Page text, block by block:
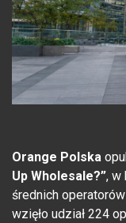
Orange Polska
Up Wholesale?”, w
średnich
wzięło udział 224